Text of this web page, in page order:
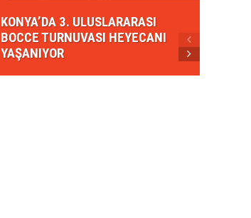
KONYA’DA 3. ULUSLARARASI
BOCCE TURNUVASI HEYECANI
YAŞANIYOR